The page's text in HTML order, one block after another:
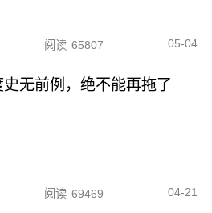
阅读 65807 05-04
无前例，绝不能再拖了
阅读 69469 04-21